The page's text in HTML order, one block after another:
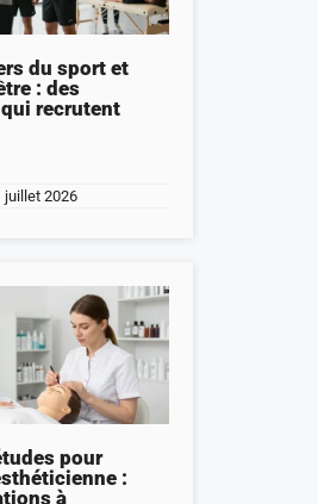
du sport et
: des
recrutent
juillet 2026
pour
:
à